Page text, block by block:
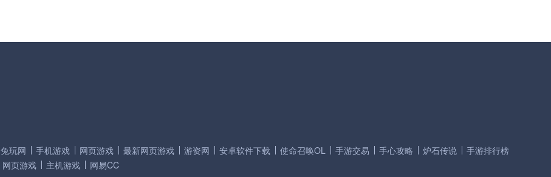
兔玩网 手机游戏 网页游戏 最新网页游戏 游资网 安卓软件下载 使命召唤OL 手游交易 手心攻略 炉石传说
手游排行榜
网页游戏 主机游戏 网易CC